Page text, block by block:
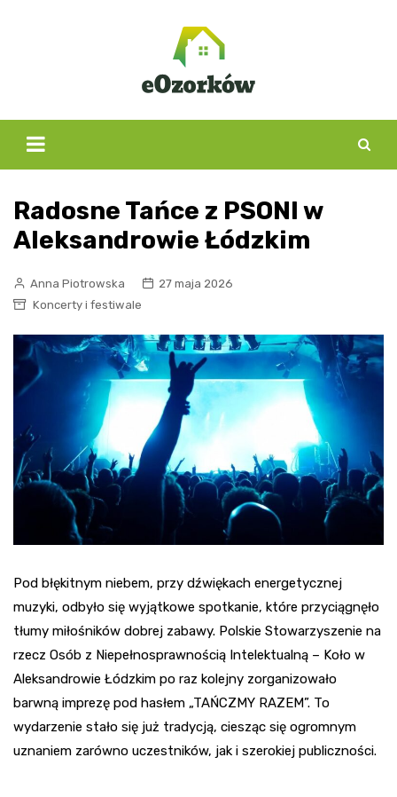
Radosne Tańce z PSONI w
Aleksandrowie Łódzkim
Anna Piotrowska
27 maja 2026
Koncerty i festiwale
Pod błękitnym niebem, przy dźwiękach energetycznej
muzyki, odbyło się wyjątkowe spotkanie, które przyciągnęło
tłumy miłośników dobrej zabawy. Polskie Stowarzyszenie na
rzecz Osób z Niepełnosprawnością Intelektualną – Koło w
Aleksandrowie Łódzkim po raz kolejny zorganizowało
barwną imprezę pod hasłem „TAŃCZMY RAZEM”. To
wydarzenie stało się już tradycją, ciesząc się ogromnym
uznaniem zarówno uczestników, jak i szerokiej publiczności.